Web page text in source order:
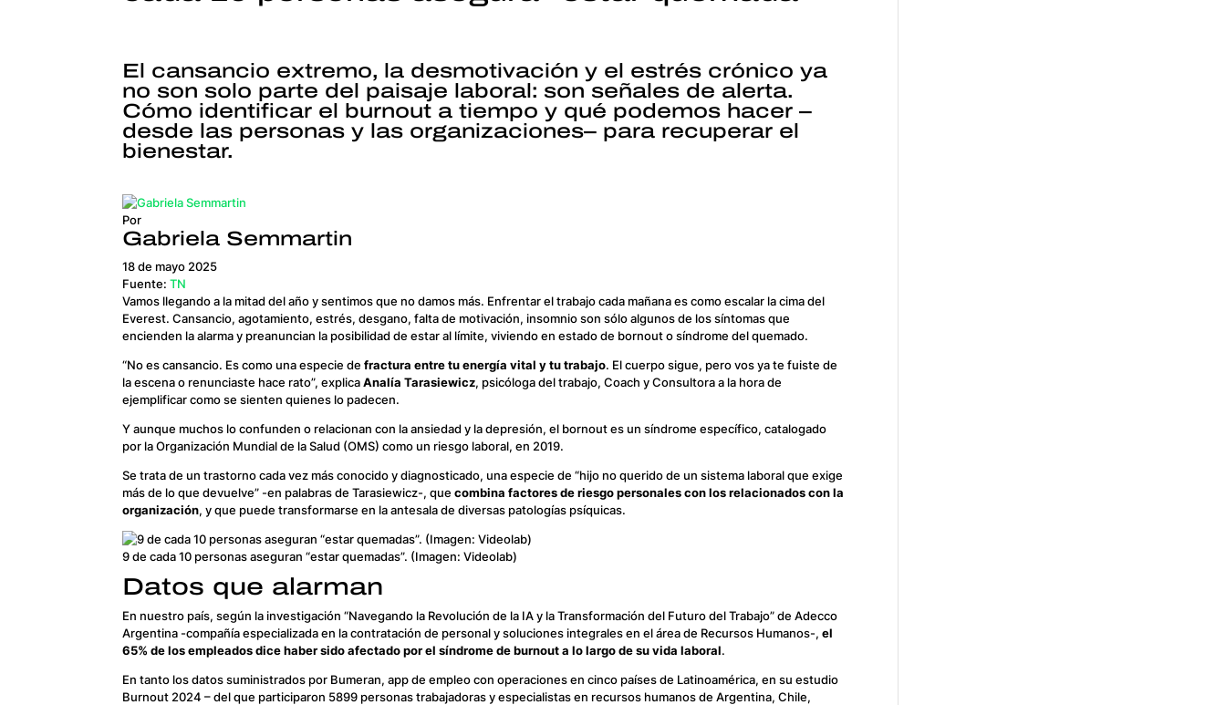
El cansancio extremo, la desmotivación y el estrés crónico ya
no son solo parte del paisaje laboral: son señales de alerta.
Cómo identificar el burnout a tiempo y qué podemos hacer –
desde las personas y las organizaciones– para recuperar el
bienestar.
Por
Gabriela Semmartin
18 de mayo 2025
Fuente:TN
Vamos llegando a la mitad del año y sentimos que no damos más. Enfrentar el trabajo cada mañana es como escalar la cima del
Everest. Cansancio, agotamiento, estrés, desgano, falta de motivación, insomnio son sólo algunos de los síntomas que
encienden la alarma y preanuncian la posibilidad de estar al límite, viviendo en estado de bornout o síndrome del quemado.
“No es cansancio. Es como una especie de fractura entre tu energía vital y tu trabajo. El cuerpo sigue, pero vos ya te fuiste de
la escena o renunciaste hace rato”, explica Analía Tarasiewicz, psicóloga del trabajo, Coach y Consultora a la hora de
ejemplificar como se sienten quienes lo padecen.
Y aunque muchos lo confunden o relacionan con la ansiedad y la depresión, el bornout es un síndrome específico, catalogado
por la Organización Mundial de la Salud (OMS) como un riesgo laboral, en 2019.
Se trata de un trastorno cada vez más conocido y diagnosticado, una especie de “hijo no querido de un sistema laboral que exige
más de lo que devuelve” -en palabras de Tarasiewicz-, que combina factores de riesgo personales con los relacionados con la
organización, y que puede transformarse en la antesala de diversas patologías psíquicas.
9 de cada 10 personas aseguran “estar quemadas”. (Imagen: Videolab)
Datos que alarman
En nuestro país, según la investigación “Navegando la Revolución de la IA y la Transformación del Futuro del Trabajo” de Adecco
Argentina -compañía especializada en la contratación de personal y soluciones integrales en el área de Recursos Humanos-, el
65% de los empleados dice haber sido afectado por el síndrome de burnout a lo largo de su vida laboral.
En tanto los datos suministrados por Bumeran, app de empleo con operaciones en cinco países de Latinoamérica, en su estudio
Burnout 2024 – del que participaron 5899 personas trabajadoras y especialistas en recursos humanos de Argentina, Chile,